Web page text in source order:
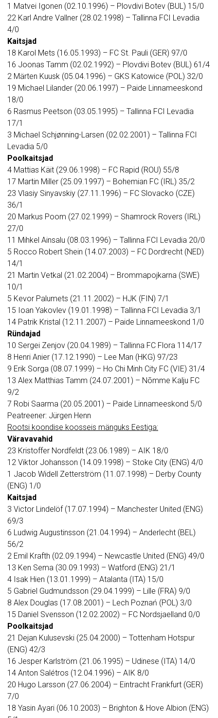
1 Matvei Igonen (02.10.1996) – Plovdivi Botev (BUL) 15/0
22 Karl Andre Vallner (28.02.1998) – Tallinna FCI Levadia
4/0
Kaitsjad
18 Karol Mets (16.05.1993) – FC St. Pauli (GER) 97/0
16 Joonas Tamm (02.02.1992) – Plovdivi Botev (BUL) 61/4
2 Märten Kuusk (05.04.1996) – GKS Katowice (POL) 32/0
19 Michael Lilander (20.06.1997) – Paide Linnameeskond
18/0
6 Rasmus Peetson (03.05.1995) – Tallinna FCI Levadia
17/1
3 Michael Schjønning-Larsen (02.02.2001) – Tallinna FCI
Levadia 5/0
Poolkaitsjad
4 Mattias Käit (29.06.1998) – FC Rapid (ROU) 55/8
17 Martin Miller (25.09.1997) – Bohemian FC (IRL) 35/2
23 Vlasiy Sinyavskiy (27.11.1996) – FC Slovacko (CZE)
36/1
20 Markus Poom (27.02.1999) – Shamrock Rovers (IRL)
27/0
11 Mihkel Ainsalu (08.03.1996) – Tallinna FCI Levadia 20/0
5 Rocco Robert Shein (14.07.2003) – FC Dordrecht (NED)
14/1
21 Martin Vetkal (21.02.2004) – Brommapojkarna (SWE)
10/1
5 Kevor Palumets (21.11.2002) – HJK (FIN) 7/1
15 Ioan Yakovlev (19.01.1998) – Tallinna FCI Levadia 3/1
14 Patrik Kristal (12.11.2007) – Paide Linnameeskond 1/0
Ründajad
10 Sergei Zenjov (20.04.1989) – Tallinna FC Flora 114/17
8 Henri Anier (17.12.1990) – Lee Man (HKG) 97/23
9 Erik Sorga (08.07.1999) – Ho Chi Minh City FC (VIE) 31/4
13 Alex Matthias Tamm (24.07.2001) – Nõmme Kalju FC
9/2
7 Robi Saarma (20.05.2001) – Paide Linnameeskond 5/0
Peatreener: Jürgen Henn
Rootsi koondise koosseis mänguks Eestiga:
Väravavahid
23 Kristoffer Nordfeldt (23.06.1989) – AIK 18/0
12 Viktor Johansson (14.09.1998) – Stoke City (ENG) 4/0
1 Jacob Widell Zetterström (11.07.1998) – Derby County
(ENG) 1/0
Kaitsjad
3 Victor Lindelöf (17.07.1994) – Manchester United (ENG)
69/3
6 Ludwig Augustinsson (21.04.1994) – Anderlecht (BEL)
56/2
2 Emil Krafth (02.09.1994) – Newcastle United (ENG) 49/0
13 Ken Sema (30.09.1993) – Watford (ENG) 21/1
4 Isak Hien (13.01.1999) – Atalanta (ITA) 15/0
5 Gabriel Gudmundsson (29.04.1999) – Lille (FRA) 9/0
8 Alex Douglas (17.08.2001) – Lech Poznań (POL) 3/0
15 Daniel Svensson (12.02.2002) – FC Nordsjaelland 0/0
Poolkaitsjad
21 Dejan Kulusevski (25.04.2000) – Tottenham Hotspur
(ENG) 42/3
16 Jesper Karlström (21.06.1995) – Udinese (ITA) 14/0
14 Anton Salétros (12.04.1996) – AIK 8/0
20 Hugo Larsson (27.06.2004) – Eintracht Frankfurt (GER)
7/0
18 Yasin Ayari (06.10.2003) – Brighton & Hove Albion (ENG)